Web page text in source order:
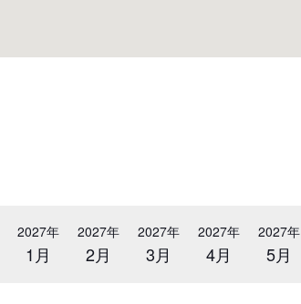
2027年
1月
2027年
2月
2027年
3月
2027年
4月
2027年
5月